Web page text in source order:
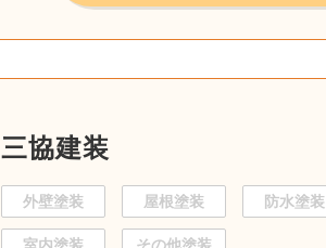
三協建装
外壁塗装 屋根塗装 防水塗装